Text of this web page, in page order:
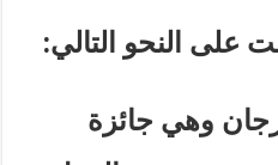
على النحو التالي:
وهي جائزة